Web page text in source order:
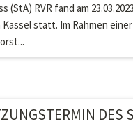
RVR fand am
statt. Im Rahmen
DES